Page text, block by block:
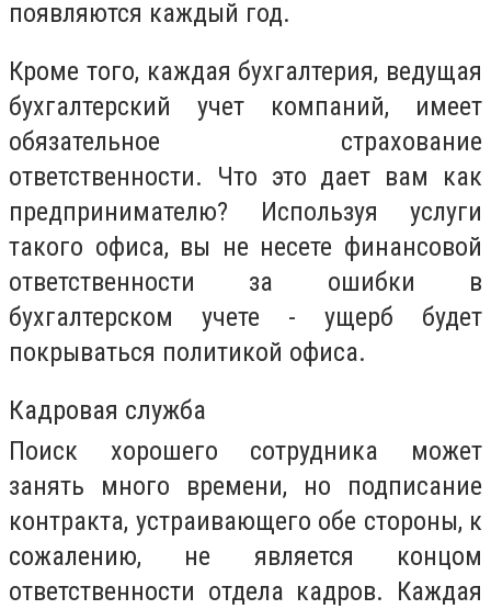
появляются каждый год.
Кроме того, каждая бухгалтерия, ведущая
бухгалтерский учет компаний, имеет
обязательное страхование
ответственности. Что это дает вам как
предпринимателю? Используя услуги
такого офиса, вы не несете финансовой
ответственности за ошибки в
бухгалтерском учете - ущерб будет
покрываться политикой офиса.
Кадровая служба
Поиск хорошего сотрудника может
занять много времени, но подписание
контракта, устраивающего обе стороны, к
сожалению, не является концом
ответственности отдела кадров. Каждая